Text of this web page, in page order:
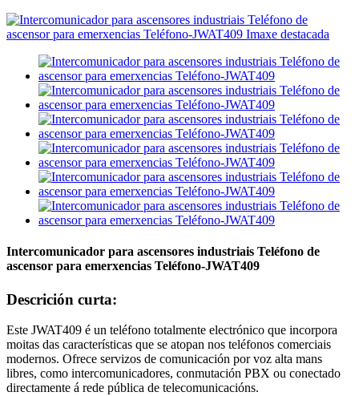
Intercomunicador para ascensores industriais Teléfono de
ascensor para emerxencias Teléfono-JWAT409
Descrición curta:
Este JWAT409 é un teléfono totalmente electrónico que incorpora
moitas das características que se atopan nos teléfonos comerciais
modernos. Ofrece servizos de comunicación por voz alta mans
libres, como intercomunicadores, conmutación PBX ou conectado
directamente á rede pública de telecomunicacións.